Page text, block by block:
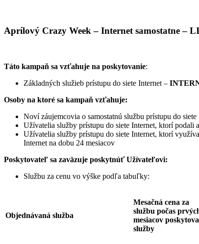
Aprílový Crazy Week – Internet samostatne –
Táto kampaň sa vzťahuje na poskytovanie:
Základných služieb prístupu do siete Internet –
Osoby na ktoré sa kampaň vzťahuje:
Noví záujemcovia o samostatnú službu prístupu do siete
Užívatelia služby prístupu do siete Internet, ktorí
Užívatelia služby prístupu do siete Internet, ktorí
Internet na dobu 24 mesiacov
Poskytovateľ sa zaväzuje poskytnúť Užívateľovi:
Službu za cenu vo výške podľa tabuľky:
Objednávaná služba
Mesačná cena za
službu počas
mesiacov
služby